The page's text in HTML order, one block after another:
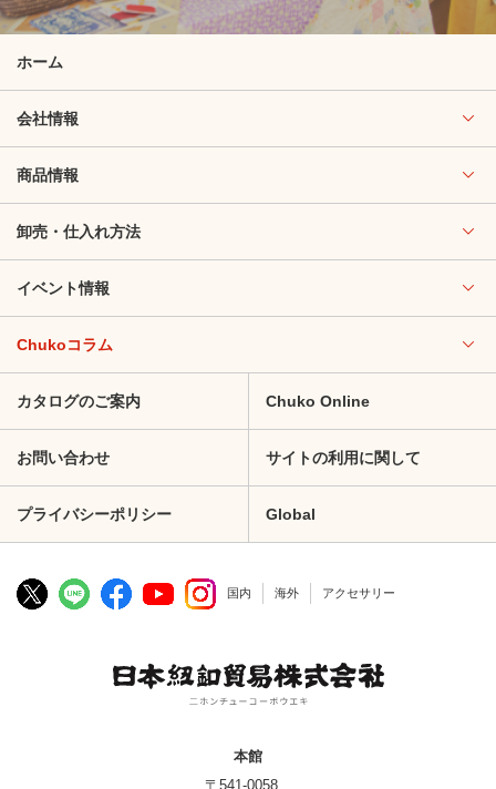
ホーム
会社情報
商品情報
卸売・仕入れ方法
イベント情報
Chukoコラム
カタログのご案内 Chuko Online
お問い合わせ サイトの利用に関して
プライバシーポリシー Global
国内 海外 アクセサリー
本館
〒541-0058